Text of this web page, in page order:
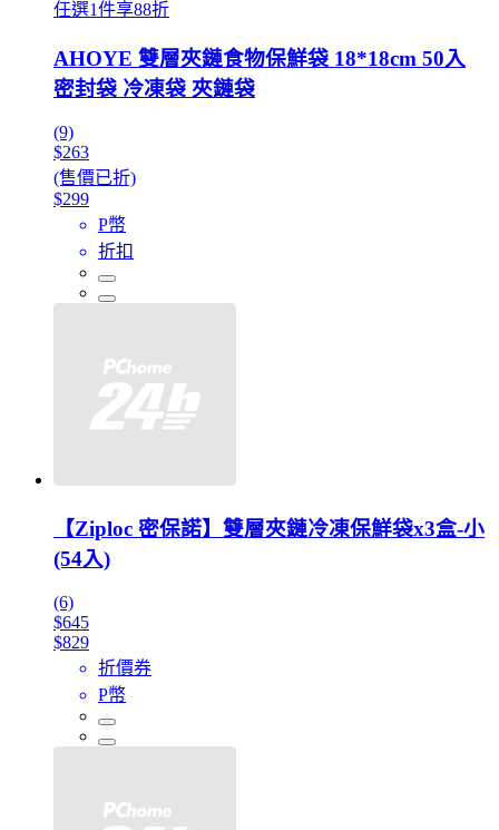
任選1件享88折
AHOYE 雙層夾鏈食物保鮮袋 18*18cm 50入
密封袋 冷凍袋 夾鏈袋
(9)
$263
(售價已折)
$299
P幣
折扣
【Ziploc 密保諾】雙層夾鏈冷凍保鮮袋x3盒-小
(54入)
(6)
$645
$829
折價券
P幣